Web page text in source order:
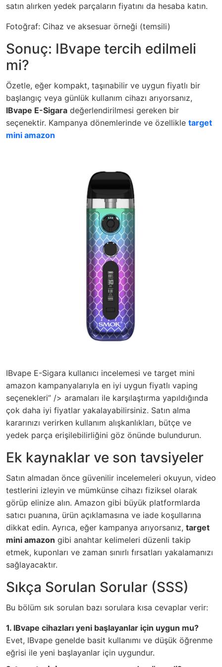
satın alırken yedek parçaların fiyatını da hesaba katın.
Fotoğraf: Cihaz ve aksesuar örneği (temsili)
Sonuç: IBvape tercih edilmeli
mi?
Özetle, eğer kompakt, taşınabilir ve uygun fiyatlı bir
başlangıç veya günlük kullanım cihazı arıyorsanız,
IBvape E-Sigara değerlendirilmesi gereken bir
seçenektir. Kampanya dönemlerinde ve özellikle target
mini amazon
IBvape E-Sigara kullanıcı incelemesi ve target mini
amazon kampanyalarıyla en iyi uygun fiyatlı vaping
seçenekleri” /> aramaları ile karşılaştırma yapıldığında
çok daha iyi fiyatlar yakalayabilirsiniz. Satın alma
kararınızı verirken kullanım alışkanlıkları, bütçe ve
yedek parça erişilebilirliğini göz önünde bulundurun.
Ek kaynaklar ve son tavsiyeler
Satın almadan önce güvenilir incelemeleri okuyun, video
testlerini izleyin ve mümkünse cihazı fiziksel olarak
görüp elinize alın. Amazon gibi büyük platformlarda
satıcı puanına, ürün açıklamasına ve iade koşullarına
dikkat edin. Ayrıca, eğer kampanya arıyorsanız, target
mini amazon gibi anahtar kelimeleri düzenli takip
etmek, kuponları ve zaman sınırlı fırsatları yakalamanızı
sağlayacaktır.
Sıkça Sorulan Sorular (SSS)
Bu bölüm sık sorulan bazı sorulara kısa cevaplar verir:
1. IBvape cihazları yeni başlayanlar için uygun mu?
Evet, IBvape genelde basit kullanımı ve düşük öğrenme
eğrisi ile yeni başlayanlar için uygundur.